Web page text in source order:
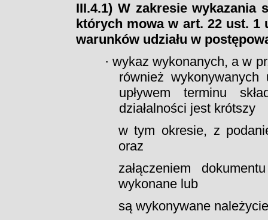
III.4.1) W zakresie wykazania
których mowa w art. 22 ust. 1
warunków udziału w
· wykaz wykonanych, a w
również
upływem terminu
działalności jest krótszy
w tym okresie, z
oraz
załączeniem
wykonane lub
są wykonywane